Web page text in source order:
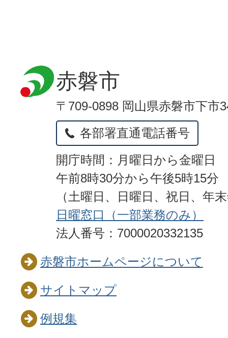
赤磐市
〒709-0898 岡山県赤磐市下市
各部署直通電話番号
開庁時間：月曜日から金曜日
午前8時30分から午後5時15分
（土曜日、日曜日、祝日、年
日曜窓口（一部業務のみ）
法人番号：7000020332135
赤磐市ホームページについて
サイトマップ
例規集